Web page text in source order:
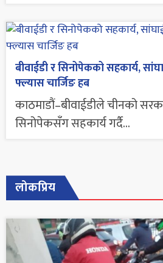
बीवाईडी र सिनोपेकको सहकार्य,
फ्ल्यास चार्जिङ हब
काठमाडौं–बीवाईडीले चीनको
सिनोपेकसँग सहकार्य गर्दै...
लोकप्रिय